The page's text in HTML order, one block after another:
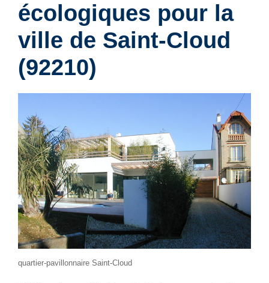
écologiques pour la
ville de Saint-Cloud
(92210)
quartier-pavillonnaire Saint-Cloud